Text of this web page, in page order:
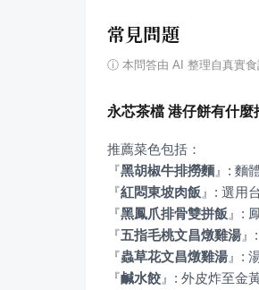
常見問題
ⓘ 本問答由 AI 整理自真實食
永芯茶檔 港仔餅有什麼
『黑胡椒牛排撈麵 』
『紅悶東坡肉飯 』
『黑鳳爪排骨雙拼飯 』
『五指毛桃文昌燉雞湯 』
『蟲草花文昌燉雞湯 』
『鹹水餃 』